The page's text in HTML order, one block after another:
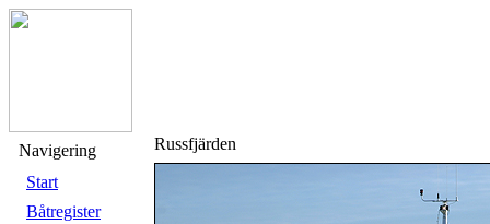
Navigering
Start
Båtregister
Russfjärden